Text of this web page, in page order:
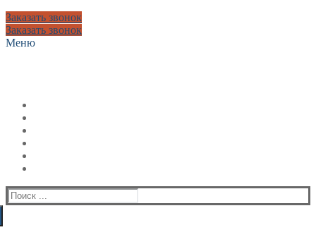
Заказать звонок
Заказать звонок
Меню
Искать: